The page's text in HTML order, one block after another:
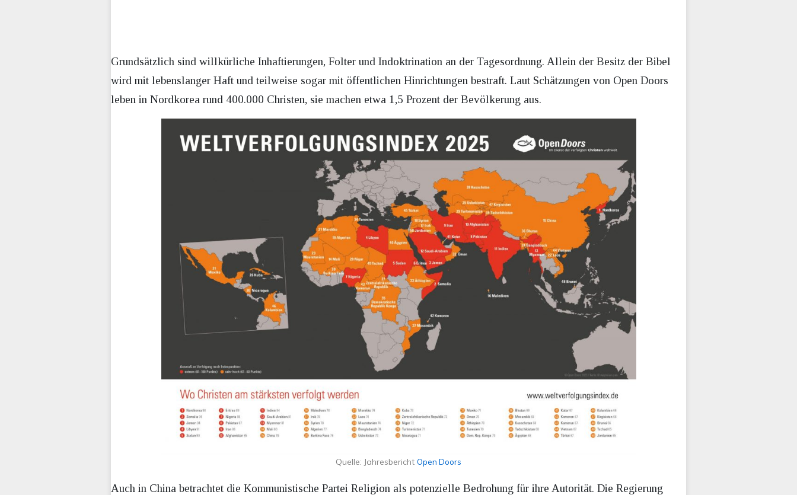
Grundsätzlich sind willkürliche Inhaftierungen, Folter und Indoktrination an der Tagesordnung. Allein der Besitz der Bibel
wird mit lebenslanger Haft und teilweise sogar mit öffentlichen Hinrichtungen bestraft. Laut Schätzungen von Open Doors
leben in Nordkorea rund 400.000 Christen, sie machen etwa 1,5 Prozent der Bevölkerung aus.
Quelle: Jahresbericht Open Doors
Auch in China betrachtet die Kommunistische Partei Religion als potenzielle Bedrohung für ihre Autorität. Die Regierung